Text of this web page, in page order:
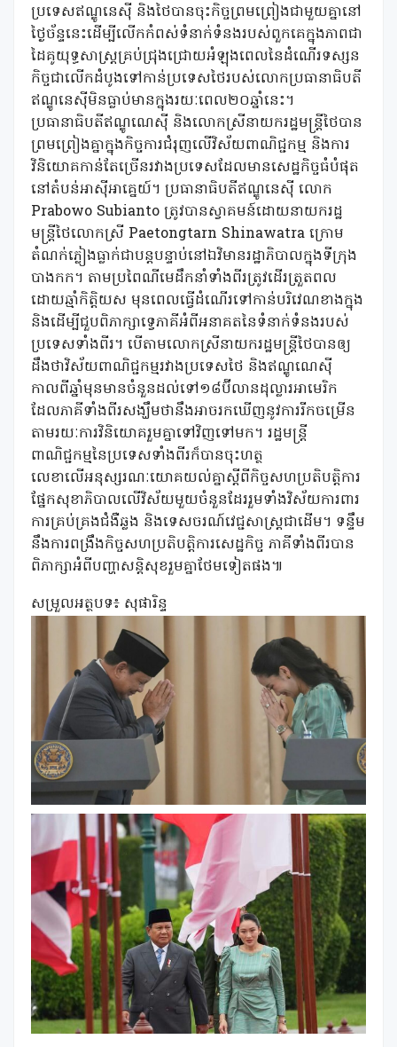
ប្រទេសឥណ្ឌូនេស៊ី និងថៃបានចុះកិច្ចព្រមព្រៀងជាមួយគ្នានៅ
ថ្ងៃច័ន្ទនេះដើម្បីលើកកំពស់ទំនាក់ទំនងរបស់ពួកគេក្នុងភាពជា
ដៃគូយុទ្ធសាស្ត្រគ្រប់ជ្រុងជ្រោយអំឡុងពេលនៃដំណើរទស្សន
កិច្ចជាលើកដំបូងទៅកាន់ប្រទេសថៃរបស់លោកប្រធានាធិបតី
ឥណ្ឌូនេស៊ីមិនធ្លាប់មានក្នុងរយៈពេល២០ឆ្នាំនេះ។
ប្រធានាធិបតីឥណ្ឌូណេស៊ី និងលោកស្រីនាយករដ្ឋមន្ត្រីថៃបាន
ព្រមព្រៀងគ្នាក្នុងកិច្ចការជំរុញលើវិស័យពាណិជ្ជកម្ម និងការ
វិនិយោគកាន់តែច្រើនរវាងប្រទេសដែលមានសេដ្ឋកិច្ចធំបំផុត
នៅតំបន់អាស៊ីអាគ្នេយ៍។ ប្រធានាធិបតីឥណ្ឌូនេស៊ី លោក
Prabowo Subianto ត្រូវបានស្វាគមន៍ដោយនាយករដ្ឋ
មន្ត្រីថៃលោកស្រី Paetongtarn Shinawatra ក្រោម
តំណក់ភ្លៀងធ្លាក់ជាបន្តបន្ទាប់នៅឯវិមានរដ្ឋាភិបាលក្នុងទីក្រុង
បាងកក។ តាមប្រពៃណីមេដឹកនាំទាំងពីរត្រូវដើរត្រួតពល
ដោយឆ្មាំកិត្តិយស មុនពេលធ្វើដំណើរទៅកាន់បរិវេណខាងក្នុង
និងដើម្បីជួបពិភាក្សាទ្វេភាគីអំពីអនាគតនៃទំនាក់ទំនងរបស់
ប្រទេសទាំងពីរ។ បើតាមលោកស្រីនាយករដ្ឋមន្ត្រីថៃបានឲ្យ
ដឹងថាវិស័យពាណិជ្ជកម្មរវាងប្រទេសថៃ និងឥណ្ឌូណេស៊ី
កាលពីឆ្នាំមុនមានចំនួនដល់ទៅ១៨ប៊ីលានដុល្លារអាមេរិក
ដែលភាគីទាំងពីរសង្ឃឹមថានឹងអាចរកឃើញនូវការរីកចម្រើន
តាមរយៈការវិនិយោគរួមគ្នាទៅវិញទៅមក។ រដ្ឋមន្ត្រី
ពាណិជ្ជកម្មនៃប្រទេសទាំងពីរក៏បានចុះហត្ថ
លេខាលើអនុស្សរណៈយោគយល់គ្នាស្តីពីកិច្ចសហប្រតិបត្តិការ
ផ្នែកសុខាភិបាលលើវិស័យមួយចំនួនដែររួមទាំងវិស័យការពារ
ការគ្រប់គ្រងជំងឺឆ្លង និងទេសចរណ៍វេជ្ជសាស្រ្តជាដើម។ ទន្ទឹម
នឹងការពង្រឹងកិច្ចសហប្រតិបត្តិការសេដ្ឋកិច្ច ភាគីទាំងពីរបាន
ពិភាក្សាអំពីបញ្ហាសន្តិសុខរួមគ្នាថែមទៀតផង៕
សម្រួលអត្ថបទ៖ សុផារិន្ទ